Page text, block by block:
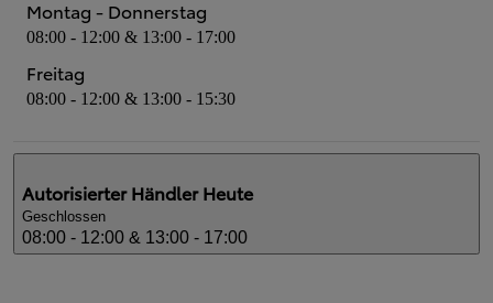
Montag - Donnerstag
08:00 - 12:00 & 13:00 - 17:00
Freitag
08:00 - 12:00 & 13:00 - 15:30
Autorisierter Händler Heute
Geschlossen
08:00 - 12:00 & 13:00 - 17:00